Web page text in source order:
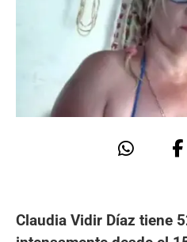
Claudia Vidir Díaz tiene